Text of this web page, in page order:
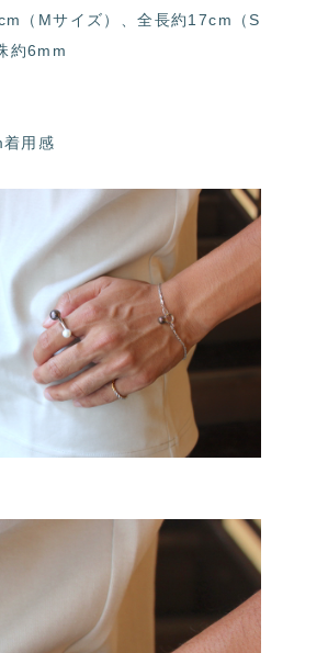
（Mサイズ）、全長約17cm（S
約6mm
用感